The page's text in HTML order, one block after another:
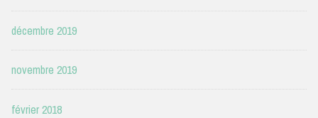
décembre 2019
novembre 2019
février 2018